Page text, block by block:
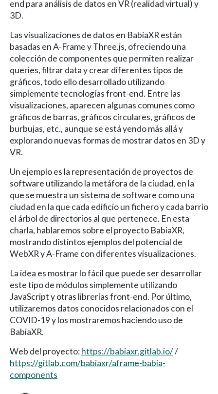
end para análisis de datos en VR (realidad virtual) y
3D.
Las visualizaciones de datos en BabiaXR están
basadas en A-Frame y Three.js, ofreciendo una
colección de componentes que permiten realizar
queries, filtrar data y crear diferentes tipos de
gráficos, todo ello desarrollado utilizando
simplemente tecnologías front-end. Entre las
visualizaciones, aparecen algunas comunes como
gráficos de barras, gráficos circulares, gráficos de
burbujas, etc., aunque se está yendo más allá y
explorando nuevas formas de mostrar datos en 3D y
VR.
Un ejemplo es la representación de proyectos de
software utilizando la metáfora de la ciudad, en la
que se muestra un sistema de software como una
ciudad en la que cada edificio un fichero y cada barrio
el árbol de directorios al que pertenece. En esta
charla, hablaremos sobre el proyecto BabiaXR,
mostrando distintos ejemplos del potencial de
WebXR y A-Frame con diferentes visualizaciones.
La idea es mostrar lo fácil que puede ser desarrollar
este tipo de módulos simplemente utilizando
JavaScript y otras librerías front-end. Por último,
utilizaremos datos conocidos relacionados con el
COVID-19 y los mostraremos haciendo uso de
BabiaXR.
Web del proyecto:https://babiaxr.gitlab.io//
https://gitlab.com/babiaxr/aframe-babia-
components